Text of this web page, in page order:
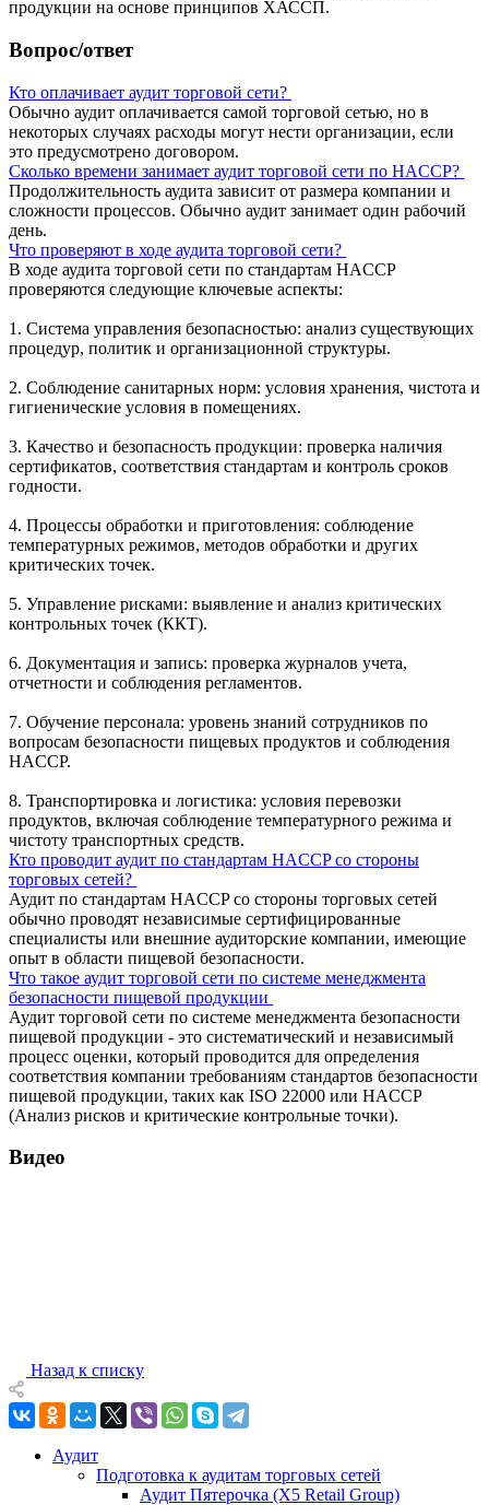
продукции на основе принципов ХАССП.
Вопрос/ответ
Кто оплачивает аудит торговой сети?
Обычно аудит оплачивается самой торговой сетью, но в
некоторых случаях расходы могут нести организации, если
это предусмотрено договором.
Сколько времени занимает аудит торговой сети по HACCP?
Продолжительность аудита зависит от размера компании и
сложности процессов. Обычно аудит занимает один рабочий
день.
Что проверяют в ходе аудита торговой сети?
В ходе аудита торговой сети по стандартам HACCP
проверяются следующие ключевые аспекты:
1. Система управления безопасностью: анализ существующих
процедур, политик и организационной структуры.
2. Соблюдение санитарных норм: условия хранения, чистота и
гигиенические условия в помещениях.
3. Качество и безопасность продукции: проверка наличия
сертификатов, соответствия стандартам и контроль сроков
годности.
4. Процессы обработки и приготовления: соблюдение
температурных режимов, методов обработки и других
критических точек.
5. Управление рисками: выявление и анализ критических
контрольных точек (ККТ).
6. Документация и запись: проверка журналов учета,
отчетности и соблюдения регламентов.
7. Обучение персонала: уровень знаний сотрудников по
вопросам безопасности пищевых продуктов и соблюдения
HACCP.
8. Транспортировка и логистика: условия перевозки
продуктов, включая соблюдение температурного режима и
чистоту транспортных средств.
Кто проводит аудит по стандартам HACCP со стороны
торговых сетей?
Аудит по стандартам HACCP со стороны торговых сетей
обычно проводят независимые сертифицированные
специалисты или внешние аудиторские компании, имеющие
опыт в области пищевой безопасности.
Что такое аудит торговой сети по системе менеджмента
безопасности пищевой продукции
Аудит торговой сети по системе менеджмента безопасности
пищевой продукции - это систематический и независимый
процесс оценки, который проводится для определения
соответствия компании требованиям стандартов безопасности
пищевой продукции, таких как ISO 22000 или HACCP
(Анализ рисков и критические контрольные точки).
Видео
Назад к списку
Аудит
Подготовка к аудитам торговых сетей
Аудит Пятерочка (X5 Retail Group)